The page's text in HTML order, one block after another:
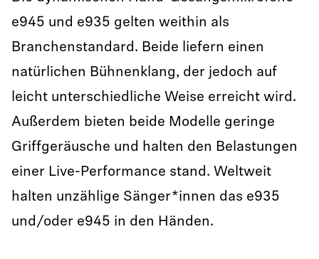
e945 und e935 gelten weithin als
Branchenstandard. Beide liefern einen
natürlichen Bühnenklang, der jedoch auf
leicht unterschiedliche Weise erreicht wird.
Außerdem bieten beide Modelle geringe
Griffgeräusche und halten den Belastungen
einer Live-Performance stand. Weltweit
halten unzählige Sänger*innen das e935
und/oder e945 in den Händen.